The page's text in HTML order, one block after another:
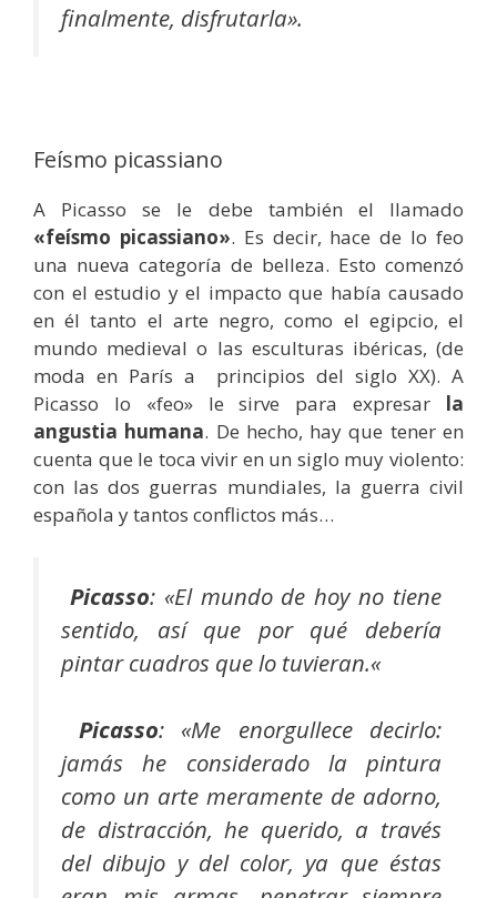
finalmente, disfrutarla».
Feísmo picassiano
A Picasso se le debe también el llamado
«feísmo picassiano». Es decir, hace de lo feo
una nueva categoría de belleza. Esto comenzó
con el estudio y el impacto que había causado
en él tanto el arte negro, como el egipcio, el
mundo medieval o las esculturas ibéricas, (de
moda en París a principios del siglo XX). A
Picasso lo «feo» le sirve para expresar la
angustia humana. De hecho, hay que tener en
cuenta que le toca vivir en un siglo muy violento:
con las dos guerras mundiales, la guerra civil
española y tantos conflictos más…
Picasso: «El mundo de hoy no tiene
sentido, así que por qué debería
pintar cuadros que lo tuvieran.«
Picasso: «Me enorgullece decirlo:
jamás he considerado la pintura
como un arte meramente de adorno,
de distracción, he querido, a través
del dibujo y del color, ya que éstas